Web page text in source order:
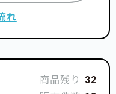
れ
商品残り
32